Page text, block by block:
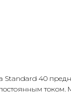
Standard 40
током.